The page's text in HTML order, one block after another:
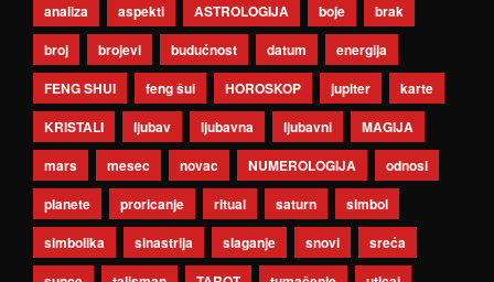
analiza aspekti ASTROLOGIJA boje
brak
broj
brojevi budućnost datum
energija
FENG SHUI
feng šui HOROSKOP jupiter
karte
KRISTALI
ljubav ljubavna ljubavni
MAGIJA
mars
mesec novac NUMEROLOGIJA
odnosi
planete
proricanje ritual saturn
simbol
simbolika
sinastrija slaganje snovi
sreća